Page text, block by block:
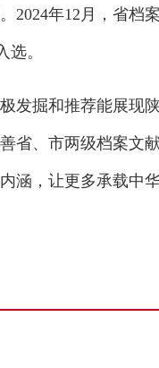
2024年12月，省档
。
掘和推荐能展现
省、市两级档案文
涵，让更多承载中